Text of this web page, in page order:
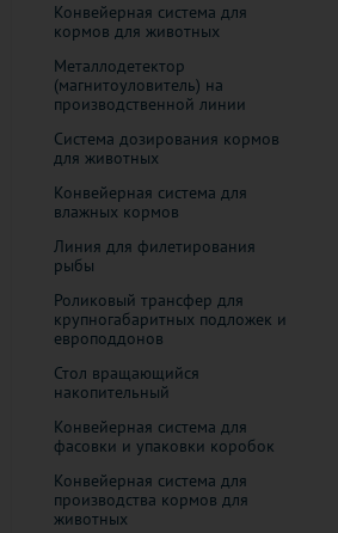
Конвейерная система для
кормов для животных
Металлодетектор
(магнитоуловитель) на
производственной линии
Система дозирования кормов
для животных
Конвейерная система для
влажных кормов
Линия для филетирования
рыбы
Роликовый трансфер для
крупногабаритных подложек и
европоддонов
Стол вращающийся
накопительный
Конвейерная система для
фасовки и упаковки коробок
Конвейерная система для
производства кормов для
животных